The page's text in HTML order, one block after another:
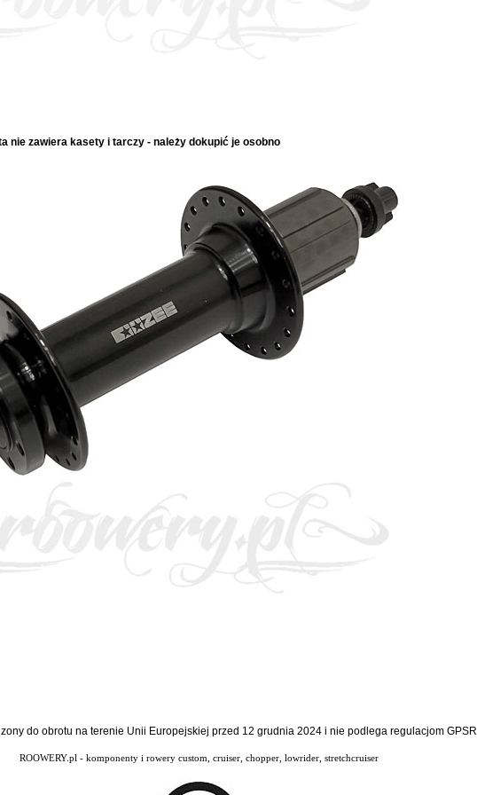
nie zawiera kasety i tarczy - należy dokupić je osobno
do obrotu na terenie Unii Europejskiej przed 12 grudnia 2024 i nie podlega regulacjom GPSR
ROOWERY.pl - komponenty i rowery custom, cruiser, chopper, lowrider, stretchcruiser